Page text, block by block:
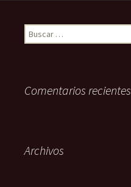
Buscar:
Comentarios recientes
Archivos